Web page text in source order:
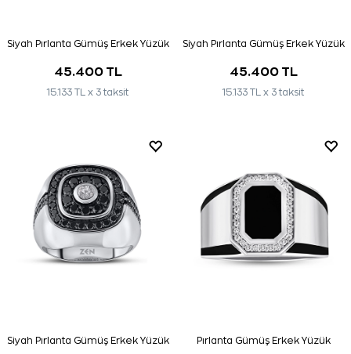
Siyah Pırlanta Gümüş Erkek Yüzük
45.400 TL
15.133 TL x 3 taksit
Siyah Pırlanta Gümüş Erkek Yüzük
45.400 TL
15.133 TL x 3 taksit
Siyah Pırlanta Gümüş Erkek Yüzük Pırlanta Gümüş Erkek Yüzük